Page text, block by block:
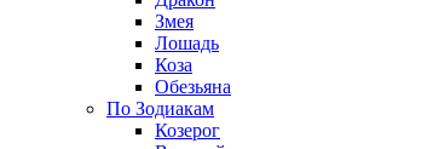
Змея
Лошадь
Коза
Обезьяна
По Зодиакам
Козерог